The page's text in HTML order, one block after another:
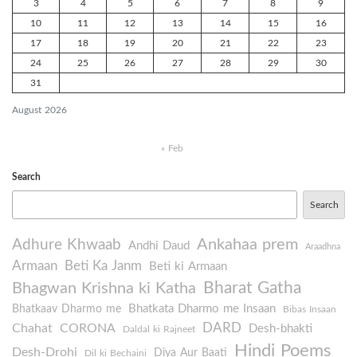
August 2026
3 4 5 6 7 8 9
10 11 12 13 14 15 16
17 18 19 20 21 22 23
24 25 26 27 28 29 30
31
« Feb
Search
Search
Adhure Khwaab Andhi Daud Ankahaa prem Araadhna
Armaan Beti Ka Janm Beti ki Armaan
Bhagwan Krishna ki Katha Bharat Gatha
Bhatkaav Dharmo me Bhatkata Dharmo me Insaan Bibas Insaan
Chahat CORONA Daldal ki Rajneet DARD Desh-bhakti
Desh-Drohi Dil ki Bechaini Diya Aur Baati Hindi Poems